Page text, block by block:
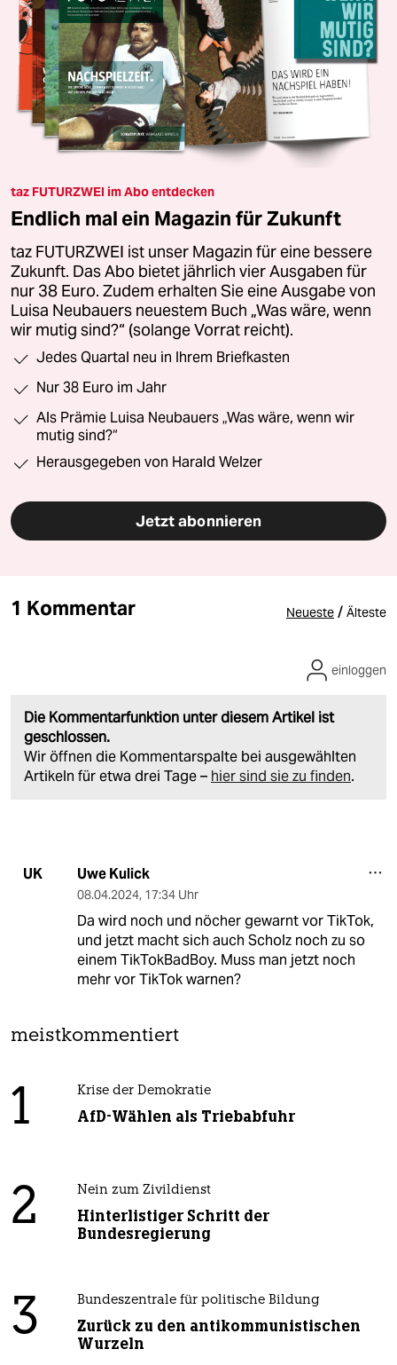
taz FUTURZWEI im Abo entdecken
Endlich mal ein Magazin für Zukunft
taz FUTURZWEI ist unser Magazin für eine bessere
Zukunft. Das Abo bietet jährlich vier Ausgaben für
nur 38 Euro. Zudem erhalten Sie eine Ausgabe von
Luisa Neubauers neuestem Buch „Was wäre, wenn
wir mutig sind?“ (solange Vorrat reicht).
Jedes Quartal neu in Ihrem Briefkasten
Nur 38 Euro im Jahr
Als Prämie Luisa Neubauers „Was wäre, wenn wir
mutig sind?“
Herausgegeben von Harald Welzer
Jetzt abonnieren
1 Kommentar Neueste / Älteste
Die Kommentarfunktion unter diesem Artikel ist
geschlossen.
Wir öffnen die Kommentarspalte bei ausgewählten
Artikeln für etwa drei Tage – hier sind sie zu finden.
einloggen
UK Uwe Kulick
08.04.2024, 17:34 Uhr
Da wird noch und nöcher gewarnt vor TikTok,
und jetzt macht sich auch Scholz noch zu so
einem TikTokBadBoy. Muss man jetzt noch
mehr vor TikTok warnen?
meistkommentiert
1 Krise der Demokratie
AfD-Wählen als Triebabfuhr
2 Nein zum Zivildienst
Hinterlistiger Schritt der
Bundesregierung
3 Bundeszentrale für politische Bildung
Zurück zu den antikommunistischen
Wurzeln